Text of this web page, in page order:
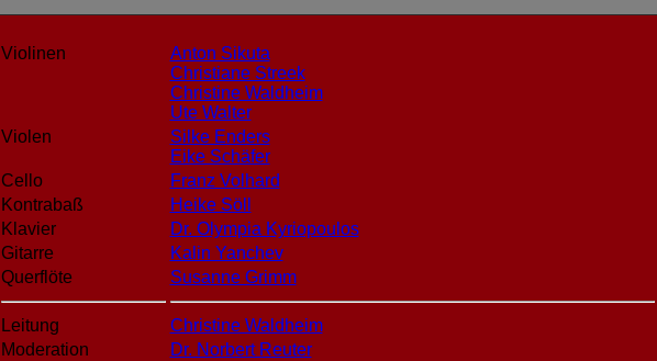
Violinen
Anton Sikuta
Christiane Streek
Christine Waldheim
Ute Walter
Violen
Silke Enders
Eike Schäfer
Cello
Franz Volhard
Kontrabaß
Heike Söll
Klavier
Dr. Olympia Kyriopoulos
Gitarre
Kalin Yanchev
Querflöte
Susanne Grimm
Leitung
Christine Waldheim
Moderation
Dr. Norbert Reuter